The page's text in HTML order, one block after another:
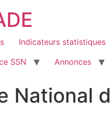
Indicateurs statistiques
SSN
Annonces
National